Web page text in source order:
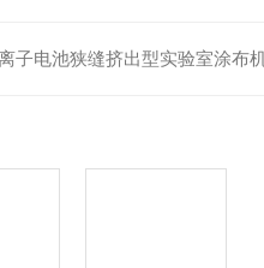
子电池狭缝挤出型实验室涂布